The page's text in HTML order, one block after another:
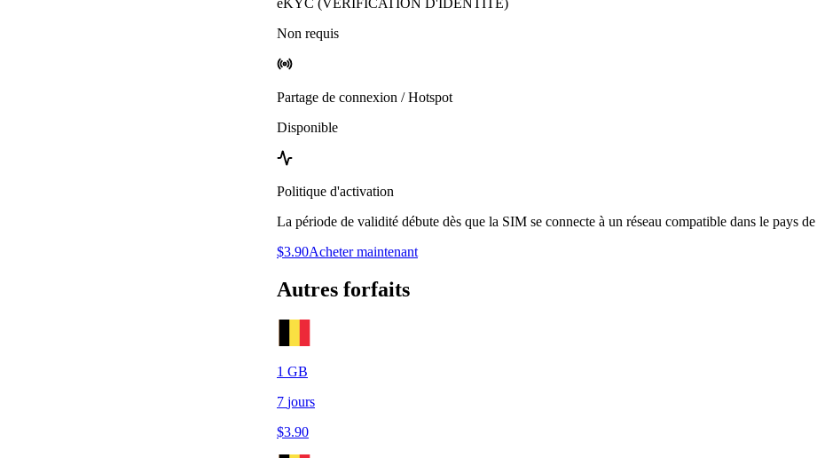
Non requis
Partage de connexion / Hotspot
Disponible
Politique d'activation
La période de validité débute dès que la SIM se connecte à un réseau compatible dans le pays
$3.90Acheter maintenant
Autres forfaits
1 GB
7 jours
$3.90